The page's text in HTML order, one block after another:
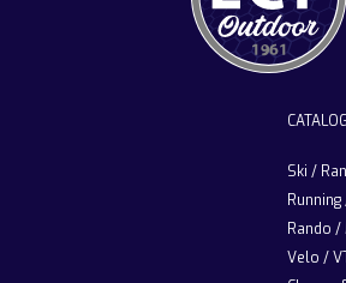
Ski /
Rando /
Velo /